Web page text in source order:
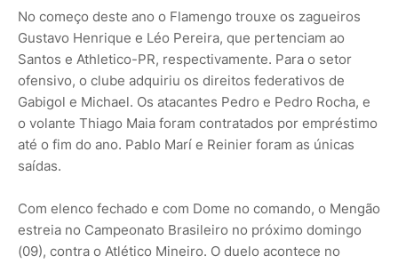
No começo deste ano o Flamengo trouxe os zagueiros
Gustavo Henrique e Léo Pereira, que pertenciam ao
Santos e Athletico-PR, respectivamente. Para o setor
ofensivo, o clube adquiriu os direitos federativos de
Gabigol e Michael. Os atacantes Pedro e Pedro Rocha, e
o volante Thiago Maia foram contratados por empréstimo
até o fim do ano. Pablo Marí e Reinier foram as únicas
saídas.
Com elenco fechado e com Dome no comando, o Mengão
estreia no Campeonato Brasileiro no próximo domingo
(09), contra o Atlético Mineiro. O duelo acontece no